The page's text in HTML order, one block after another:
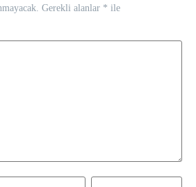
Gerekli alanlar * ile